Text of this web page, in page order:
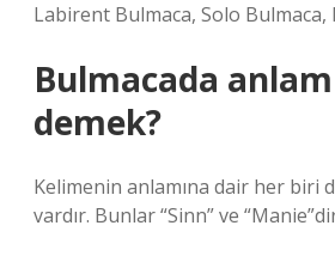
Labirent Bulmaca, Solo Bulmaca,
Bulmacada
demek?
Kelimenin anlamına dair her biri
vardır. Bunlar “Sinn” ve